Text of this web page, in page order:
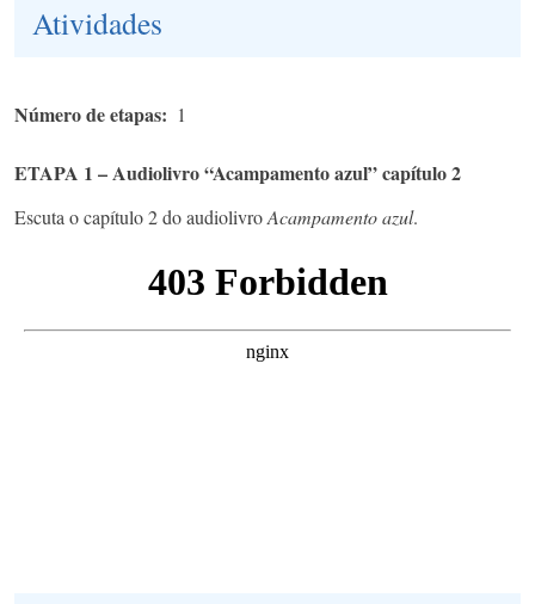
Atividades
Número de etapas 1
ETAPA 1 – Audiolivro “Acampamento azul” capítulo 2
Escuta o capítulo 2 do audiolivroAcampamento azul.